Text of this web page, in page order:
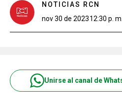
NOTICIAS RCN
nov 30 de 202312:30 p. m.
Unirse al canal de